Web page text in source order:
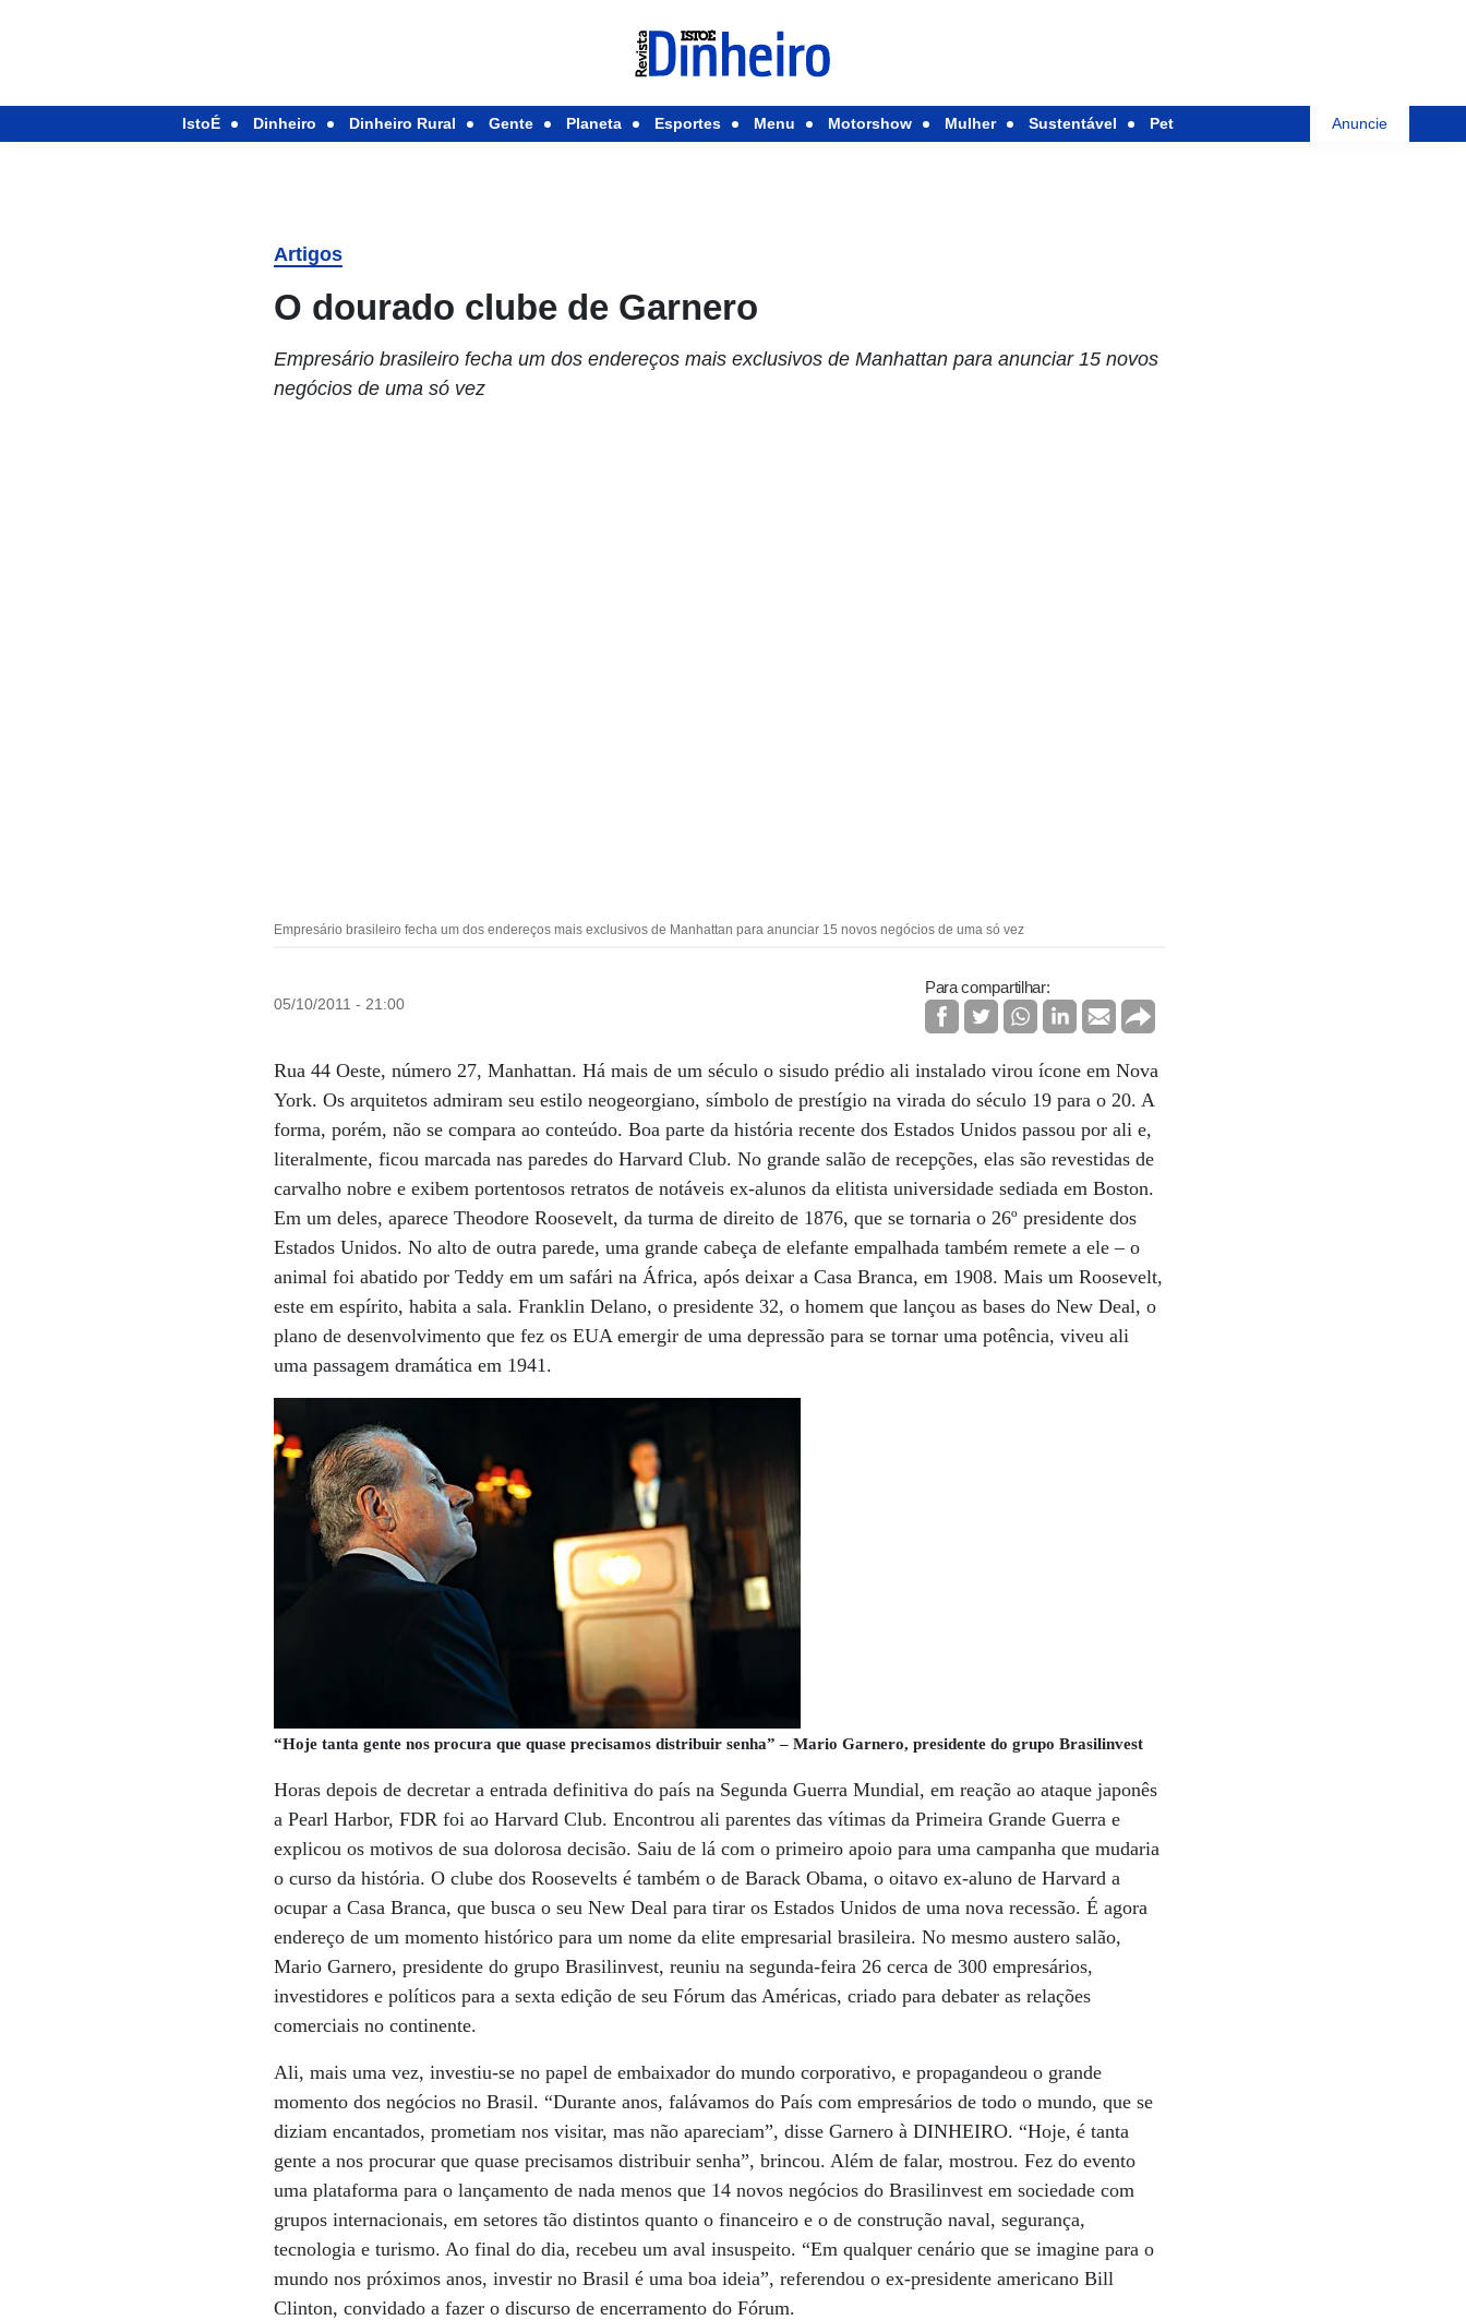
IstoÉ Dinheiro Dinheiro Rural Gente Planeta Esportes Menu Motorshow Mulher Sustentável Pet Anuncie
Artigos
O dourado clube de Garnero
Empresário brasileiro fecha um dos endereços mais exclusivos de Manhattan para anunciar 15 novos
negócios de uma só vez
Empresário brasileiro fecha um dos endereços mais exclusivos de Manhattan para anunciar 15 novos negócios de uma só vez
05/10/2011 - 21:00
Para compartilhar:
Rua 44 Oeste, número 27, Manhattan. Há mais de um século o sisudo prédio ali instalado virou ícone em Nova
York. Os arquitetos admiram seu estilo neogeorgiano, símbolo de prestígio na virada do século 19 para o 20. A
forma, porém, não se compara ao conteúdo. Boa parte da história recente dos Estados Unidos passou por ali e,
literalmente, ficou marcada nas paredes do Harvard Club. No grande salão de recepções, elas são revestidas de
carvalho nobre e exibem portentosos retratos de notáveis ex-alunos da elitista universidade sediada em Boston.
Em um deles, aparece Theodore Roosevelt, da turma de direito de 1876, que se tornaria o 26º presidente dos
Estados Unidos. No alto de outra parede, uma grande cabeça de elefante empalhada também remete a ele – o
animal foi abatido por Teddy em um safári na África, após deixar a Casa Branca, em 1908. Mais um Roosevelt,
este em espírito, habita a sala. Franklin Delano, o presidente 32, o homem que lançou as bases do New Deal, o
plano de desenvolvimento que fez os EUA emergir de uma depressão para se tornar uma potência, viveu ali
uma passagem dramática em 1941.
“Hoje tanta gente nos procura que quase precisamos distribuir senha” – Mario Garnero, presidente do grupo Brasilinvest
Horas depois de decretar a entrada definitiva do país na Segunda Guerra Mundial, em reação ao ataque japonês
a Pearl Harbor, FDR foi ao Harvard Club. Encontrou ali parentes das vítimas da Primeira Grande Guerra e
explicou os motivos de sua dolorosa decisão. Saiu de lá com o primeiro apoio para uma campanha que mudaria
o curso da história. O clube dos Roosevelts é também o de Barack Obama, o oitavo ex-aluno de Harvard a
ocupar a Casa Branca, que busca o seu New Deal para tirar os Estados Unidos de uma nova recessão. É agora
endereço de um momento histórico para um nome da elite empresarial brasileira. No mesmo austero salão,
Mario Garnero, presidente do grupo Brasilinvest, reuniu na segunda-feira 26 cerca de 300 empresários,
investidores e políticos para a sexta edição de seu Fórum das Américas, criado para debater as relações
comerciais no continente.
Ali, mais uma vez, investiu-se no papel de embaixador do mundo corporativo, e propagandeou o grande
momento dos negócios no Brasil. “Durante anos, falávamos do País com empresários de todo o mundo, que se
diziam encantados, prometiam nos visitar, mas não apareciam”, disse Garnero à DINHEIRO. “Hoje, é tanta
gente a nos procurar que quase precisamos distribuir senha”, brincou. Além de falar, mostrou. Fez do evento
uma plataforma para o lançamento de nada menos que 14 novos negócios do Brasilinvest em sociedade com
grupos internacionais, em setores tão distintos quanto o financeiro e o de construção naval, segurança,
tecnologia e turismo. Ao final do dia, recebeu um aval insuspeito. “Em qualquer cenário que se imagine para o
mundo nos próximos anos, investir no Brasil é uma boa ideia”, referendou o ex-presidente americano Bill
Clinton, convidado a fazer o discurso de encerramento do Fórum.